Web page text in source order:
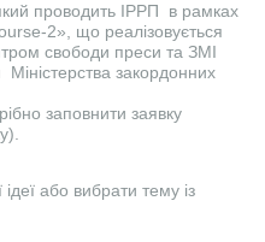
проводить ІРРП в рамках
2», що реалізовується
свободи преси та ЗМІ
закордонних
заповнити заявку
або вибрати тему із